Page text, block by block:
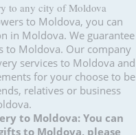
to any city of Moldova
to Moldova, you can
in Moldova. We guarantee
to Moldova. Our company
services to Moldova and
for your choose to be
relatives or business
to Moldova: You can
to Moldova, please